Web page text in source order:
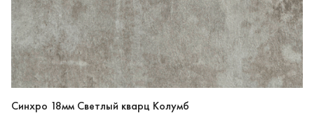
Синхро 18мм Светлый кварц Колумб